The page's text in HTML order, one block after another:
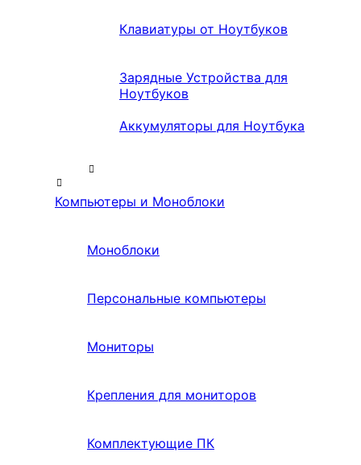
Клавиатуры от Ноутбуков
Зарядные Устройства для
Ноутбуков
Аккумуляторы для Ноутбука
Компьютеры и Моноблоки
Моноблоки
Персональные компьютеры
Мониторы
Крепления для мониторов
Комплектующие ПК